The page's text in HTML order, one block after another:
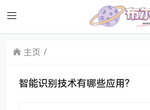
主页
智能识别技术有哪些应用?